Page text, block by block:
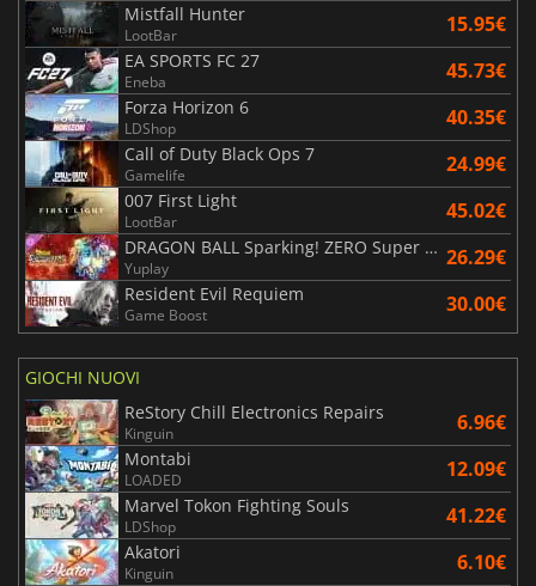
Mistfall Hunter
LootBar 15.95€
EA SPORTS FC 27
Eneba 45.73€
Forza Horizon 6
LDShop 40.35€
Call of Duty Black Ops 7
Gamelife 24.99€
007 First Light
LootBar 45.02€
DRAGON BALL Sparking! ZERO Super Limit Breaking NEO
Yuplay 26.29€
Resident Evil Requiem
Game Boost 30.00€
GIOCHI NUOVI
ReStory Chill Electronics Repairs
Kinguin 6.96€
Montabi
LOADED 12.09€
Marvel Tokon Fighting Souls
LDShop 41.22€
Akatori
Kinguin 6.10€